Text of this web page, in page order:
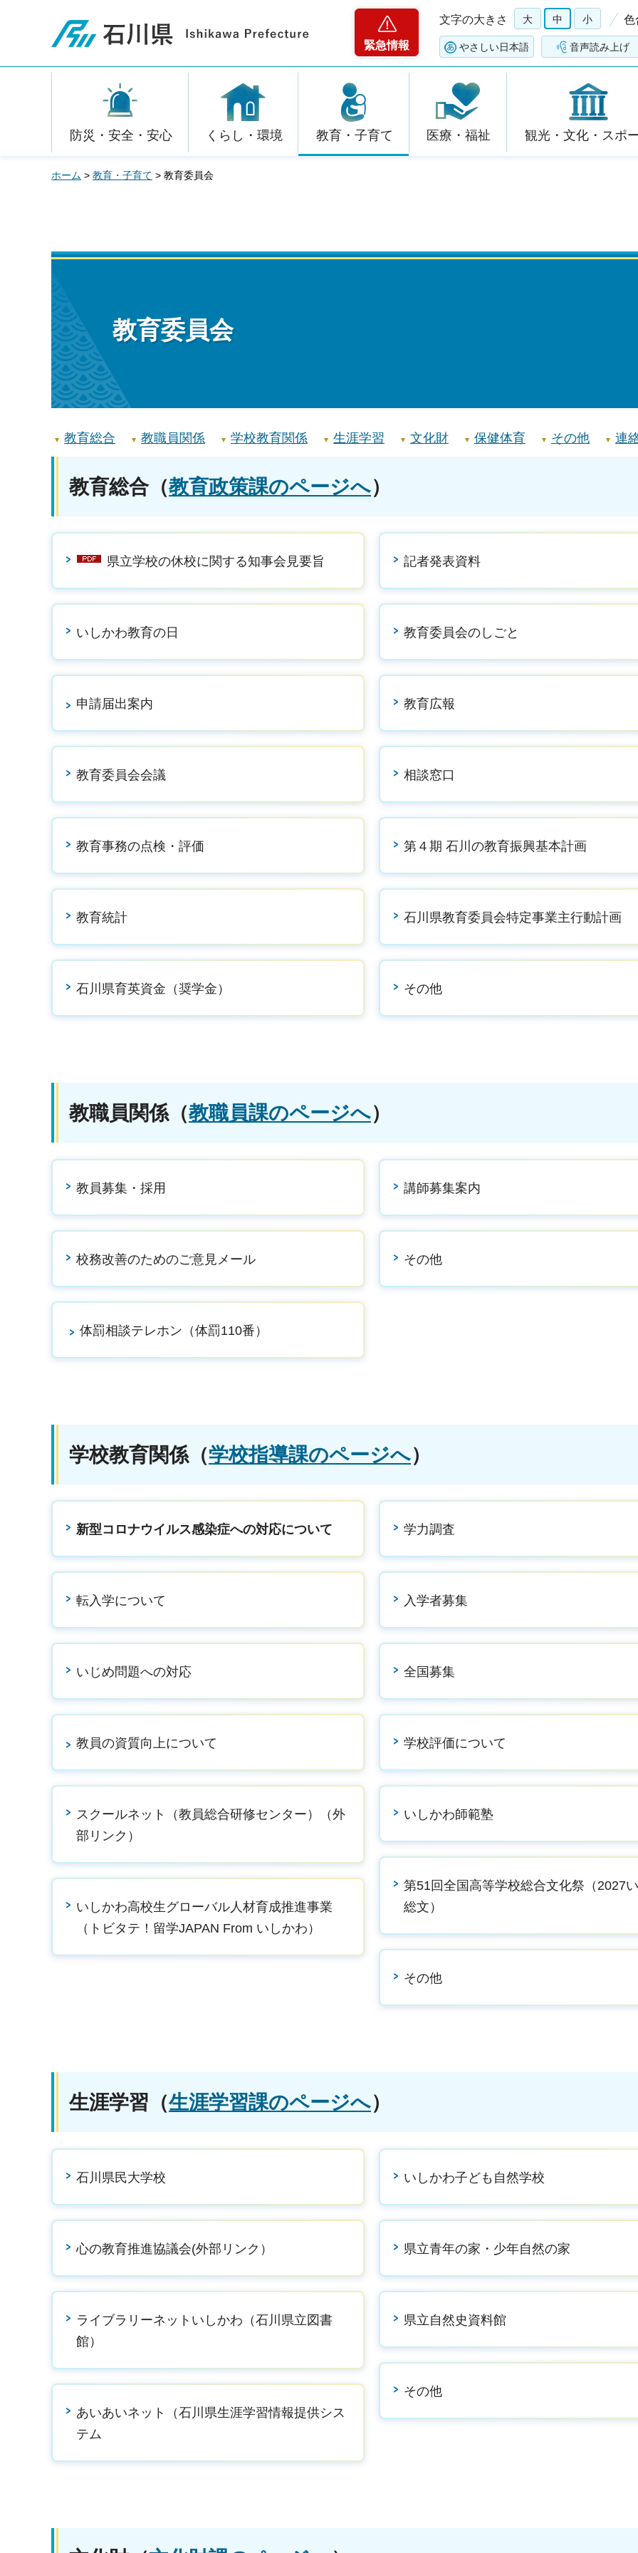
石川県
緊急情報
文字の大きさ 大 中 小 色
やさしい日本語 音声読み上げ
防災・安全・安心 くらし・環境 教育・子育て 医療・福祉 観光・文化・スポ
ホーム > 教育・子育て > 教育委員会
教育委員会
教育総合 教職員関係 学校教育関係 生涯学習 文化財 保健体育 その他 連
教育総合（教育政策課のページへ）
県立学校の休校に関する知事会見要旨
いしかわ教育の日
申請届出案内
教育委員会会議
教育事務の点検・評価
教育統計
石川県育英資金（奨学金）
記者発表資料
教育委員会のしごと
教育広報
相談窓口
第４期 石川の教育振興基本計画
石川県教育委員会特定事業主行動計画
その他
教職員関係（教職員課のページへ）
教員募集・採用
校務改善のためのご意見メール
体罰相談テレホン（体罰110番）
講師募集案内
その他
学校教育関係（学校指導課のページへ）
新型コロナウイルス感染症への対応について
転入学について
いじめ問題への対応
教員の資質向上について
スクールネット（教員総合研修センター）（外
部リンク）
いしかわ高校生グローバル人材育成推進事業
（トビタテ！留学JAPAN From いしかわ）
学力調査
入学者募集
全国募集
学校評価について
いしかわ師範塾
第51回全国高等学校総合文化祭（2027
総文）
その他
生涯学習 （生涯学習課のページへ）
石川県民大学校
心の教育推進協議会(外部リンク）
ライブラリーネットいしかわ（石川県立図書
館）
あいあいネット（石川県生涯学習情報提供シス
テム
いしかわ子ども自然学校
県立青年の家・少年自然の家
県立自然史資料館
その他